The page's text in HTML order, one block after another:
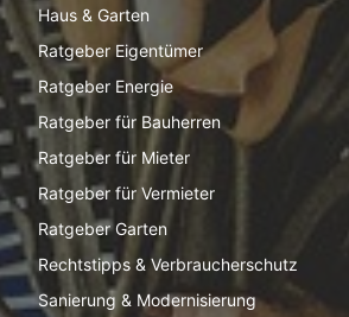
Haus & Garten
Ratgeber Eigentümer
Ratgeber Energie
Ratgeber für Bauherren
Ratgeber für Mieter
Ratgeber für Vermieter
Ratgeber Garten
Rechtstipps & Verbraucherschutz
Sanierung & Modernisierung